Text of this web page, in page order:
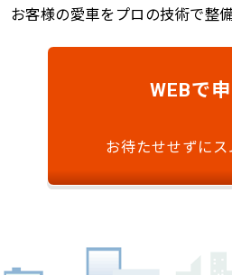
お客様の愛車をプロの技術で整
WEBで
お待たせせずに